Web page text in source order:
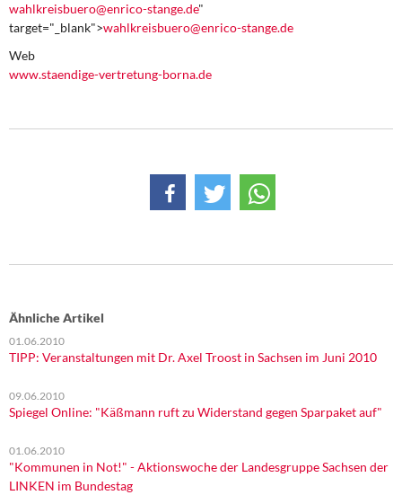
wahlkreisbuero@enrico-stange.de"
target="_blank">wahlkreisbuero@enrico-stange.de
Web
www.staendige-vertretung-borna.de
Ähnliche Artikel
01.06.2010
TIPP: Veranstaltungen mit Dr. Axel Troost in Sachsen im Juni 2010
09.06.2010
Spiegel Online: "Käßmann ruft zu Widerstand gegen Sparpaket auf"
01.06.2010
"Kommunen in Not!" - Aktionswoche der Landesgruppe Sachsen der
LINKEN im Bundestag